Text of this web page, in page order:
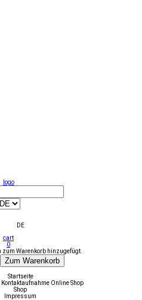
logo
DE
cart
0
Warenkorb hinzugefügt.
Zum Warenkorb
Startseite
Kontaktaufnahme Online Shop
Shop
Impressum